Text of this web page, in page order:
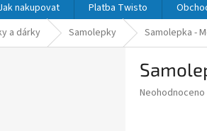
nakupovat Platba Twisto
a dárky Samolepky Samolepka -
Průměrné
Neohodnoceno